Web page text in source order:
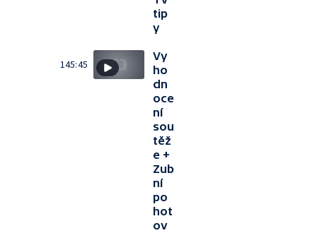
tip
y
145:45
Vy
ho
dn
oce
ní
sou
těž
e +
Zub
ní
po
hot
ov